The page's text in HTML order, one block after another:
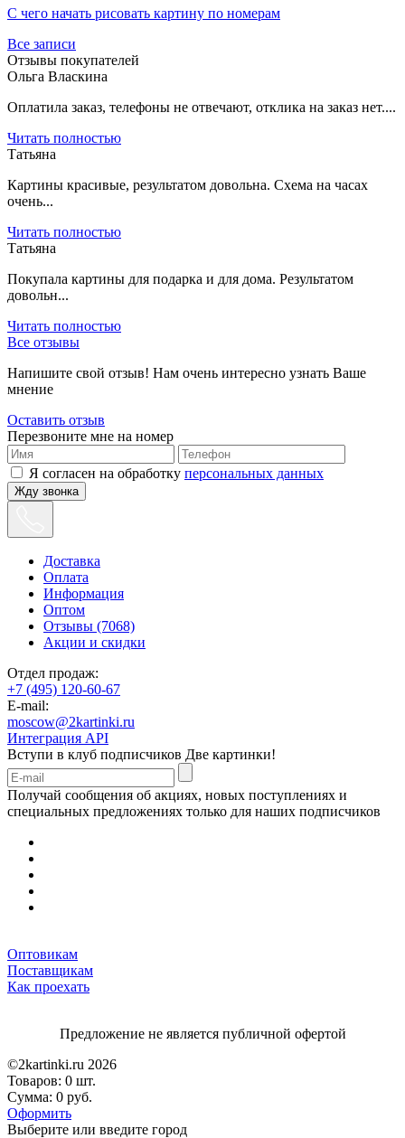
С чего начать рисовать картину по номерам
Все записи
Отзывы покупателей
Ольга Власкина
Оплатила заказ, телефоны не отвечают, отклика на заказ нет....
Читать полностью
Татьяна
Картины красивые, результатом довольна. Схема на часах
очень...
Читать полностью
Татьяна
Покупала картины для подарка и для дома. Результатом
довольн...
Читать полностью
Все отзывы
Напишите свой отзыв! Нам очень интересно узнать Ваше
мнение
Оставить отзыв
Перезвоните мне на номер
Я согласен на обработку персональных данных
Жду звонка
Доставка
Оплата
Информация
Оптом
Отзывы (7068)
Акции и скидки
Отдел продаж:
+7 (495) 120-60-67
E-mail:
moscow@2kartinki.ru
Интеграция API
Вступи в клуб подписчиков Две картинки!
Получай сообщения об акциях, новых поступлениях и
специальных предложениях только для наших подписчиков
Оптовикам
Поставщикам
Как проехать
Предложение не является публичной офертой
©2kartinki.ru 2026
Товаров: 0 шт.
Сумма: 0 руб.
Оформить
Выберите или введите город